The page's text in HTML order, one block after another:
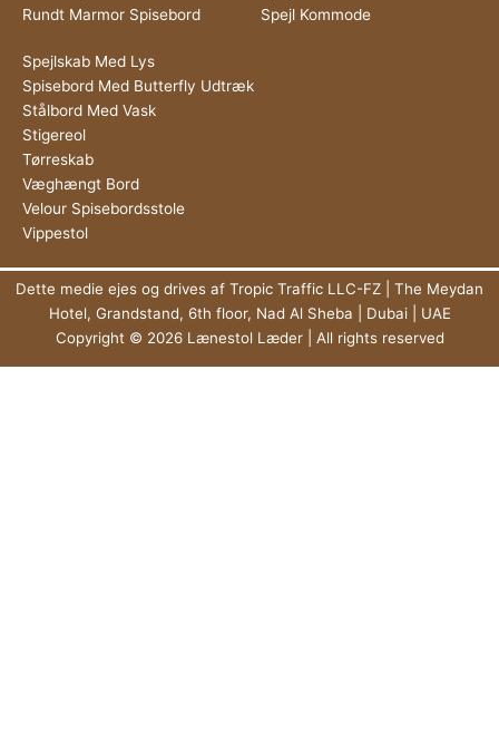
Rundt Marmor Spisebord
Spejl Kommode
Spejlskab Med Lys
Spisebord Med Butterfly Udtræk
Stålbord Med Vask
Stigereol
Tørreskab
Væghængt Bord
Velour Spisebordsstole
Vippestol
Dette medie ejes og drives af Tropic Traffic LLC-FZ | The Meydan
Hotel, Grandstand, 6th floor, Nad Al Sheba | Dubai | UAE
Copyright © 2026 Lænestol Læder | All rights reserved